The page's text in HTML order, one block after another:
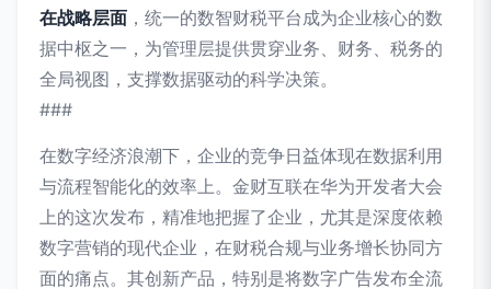
在战略层面 ，统一的数智财税平台成为企业核心的数
据中枢之一，为管理层提供贯穿业务、财务、税务的
全局视图，支撑数据驱动的科学决策。
###
在数字经济浪潮下，企业的竞争日益体现在数据利用
与流程智能化的效率上。金财互联在华为开发者大会
上的这次发布，精准地把握了企业，尤其是深度依赖
数字营销的现代企业，在财税合规与业务增长协同方
面的痛点。其创新产品，特别是将数字广告发布全流